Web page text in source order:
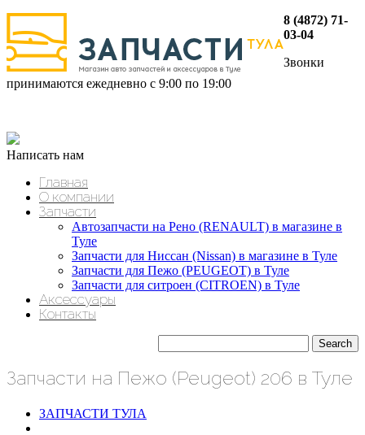
8 (4872) 71-
03-04
Звонки
принимаются ежедневно с 9:00 по 19:00
Написать нам
Главная
О компании
Запчасти
Автозапчасти на Рено (RENAULT) в магазине в
Туле
Запчасти для Ниссан (Nissan) в магазине в Туле
Запчасти для Пежо (PEUGEOT) в Туле
Запчасти для ситроен (CITROEN) в Туле
Аксессуары
Контакты
Запчасти на Пежо (Peugeot) 206 в Туле
ЗАПЧАСТИ ТУЛА